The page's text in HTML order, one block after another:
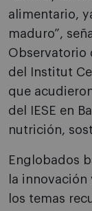
alimentario,
maduro”,
Observatorio
del Institut
que
del IESE en
nutrición,
Englobados
la
los temas